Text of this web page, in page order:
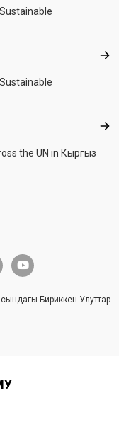
the UN in Кыргыз
youtube
Бириккен Улуттар